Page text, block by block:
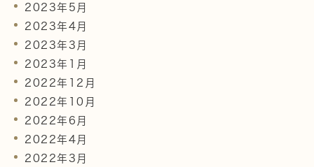
2023年5月
2023年4月
2023年3月
2023年1月
2022年12月
2022年10月
2022年6月
2022年4月
2022年3月